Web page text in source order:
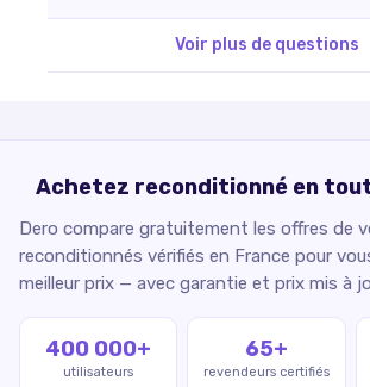
Voir plus de questions
Achetez reconditionné en
Dero compare gratuitement les offres de
reconditionnés vérifiés en France pour
meilleur prix — avec garantie et prix mis à
400 000+
utilisateurs
65+
revendeurs certifiés